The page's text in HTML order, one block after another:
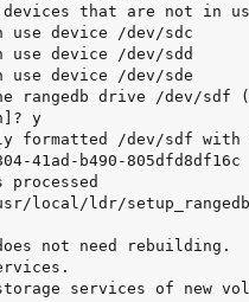
devices that are not in
use device /dev/sdc
use device /dev/sdd
use device /dev/sde
rangedb drive /dev/sdf
y
formatted /dev/sdf with
41ad-b490-805dfd8df16c
local/ldr/
not need rebuilding.
services of new